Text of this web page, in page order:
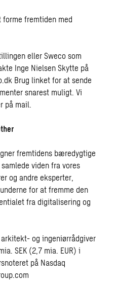
fremtiden med
eller Sweco som
Inge Nielsen Skytte på
Brug linket for at sende
snarest muligt. Vi
på mail.
fremtidens bæredygtige
viden fra vores
og andre eksperter,
for at fremme den
fra digitalisering og
og ingeniørrådgiver
SEK (2,7 mia. EUR) i
på Nasdaq